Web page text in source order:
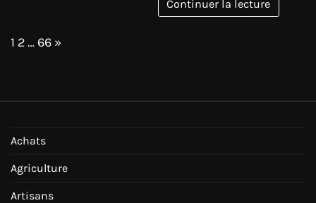
Continuer la lecture
Page:
1 2… 66 Next
»
Achats
Agriculture
Artisans